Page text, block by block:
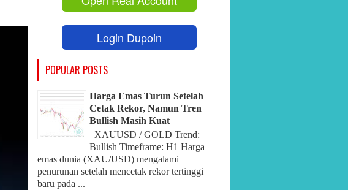
Login Dupoin
POPULAR POSTS
Harga Emas Turun Setelah
Cetak Rekor, Namun Tren
Bullish Masih Kuat
XAUUSD / GOLD Trend:
Bullish Timeframe: H1 Harga
emas dunia (XAU/USD) mengalami
penurunan setelah mencetak rekor tertinggi
baru pada ...